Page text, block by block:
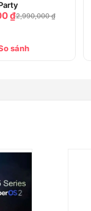
₫2,990,000 ₫
sánh